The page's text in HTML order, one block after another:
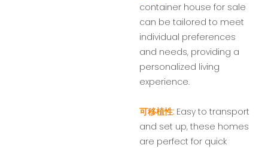
container house for sale
can be tailored to meet
individual preferences
and needs, providing a
personalized living
experience.
可移植性: Easy to transport
and set up, these homes
are perfect for quick